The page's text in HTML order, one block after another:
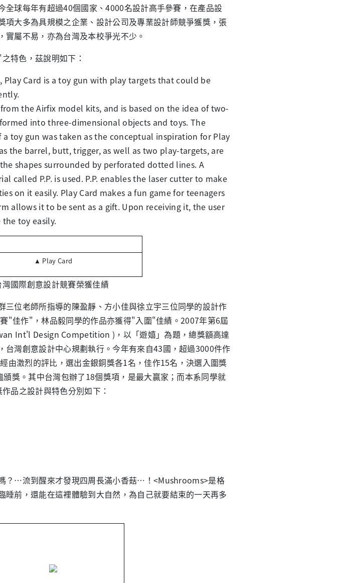
全球每年有超過40個國家、4000名設計高手參賽，在產品設
項大多為具規模之企業、設計公司及專業設計師競爭獲獎，張
屬不易，亦為台灣及本校爭光不少。
色，茲說明如下：
Card is a toy gun with play targets that could be
the Airfix model kits, and is based on the idea of two-
into three-dimensional objects and toys. The
toy gun was taken as the conceptual inspiration for Play
the barrel, butt, trigger, as well as two play-targets, are
shapes surrounded by perforated dotted lines. A
called P.P. is used. P.P. enables the laser cutter to make
on it easily. Play Card makes a fun game for teenagers
allows it to be sent as a gift. Upon receiving it, the user
toy easily.
▲ Play Card
國際創意設計競賽榮獲佳績
位老師所指導的陳盈靜、方小佳與徐立宇三位同學的設計作
"佳作"，林品毅同學的作品亦獲得"入圍"佳績。2007年第6屆
Int'l Design Competition )，以「遊嬉」為題，總獎額高達
台灣創意設計中心規劃執行。今年有來自43國，超過3000件作
由激烈的評比，選出金銀銅獎各1名，佳作15名，決選入圍獎
獎。其中台灣包辦了18個獎項，是最大贏家；而本系同學就
品之設計與特色分別如下：
？…流到醒來才發現四周長滿小香菇…！<Mushrooms>是格
睡前，還能在這裡體驗到大自然，為自己就要結束的一天再多